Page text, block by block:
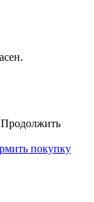
Продолжить
покупку